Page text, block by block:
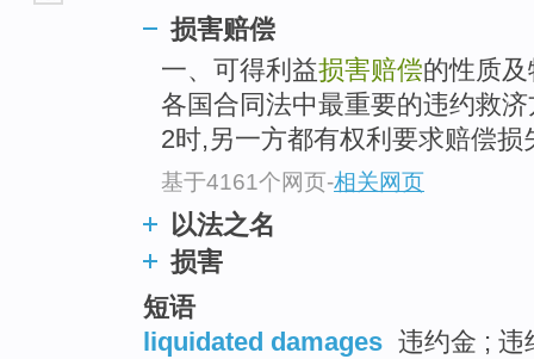
损害赔偿
一、可得利益损害赔偿的性质
各国合同法中最重要的违约救
2时,另一方都有权利要求赔偿损
基于4161个网页-相关网页
以法之名
损害
短语
liquidated damages 违约金 ; 违